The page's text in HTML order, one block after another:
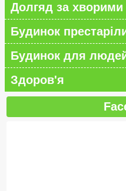
Долгяд за хворими
Будинок
Будинок для
Здоров'я